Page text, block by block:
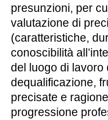
presunzioni, per
valutazione di
(caratteristiche,
conoscibilità
del luogo di lavoro
dequalificazione,
precisate e
progressione